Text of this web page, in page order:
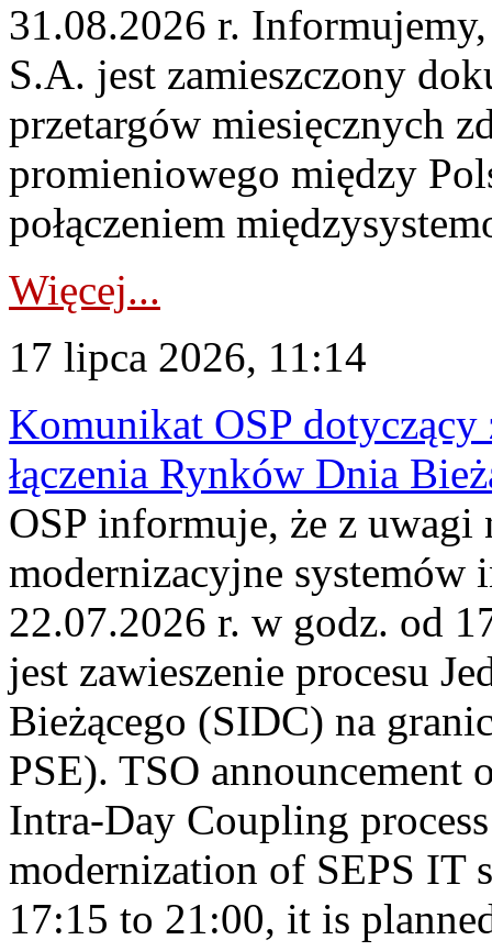
31.08.2026 r.
S.A. jest zamieszczony
przetargów miesięcznych
promieniowego między
połączeniem
Więcej...
17 lipca 2026, 11:14
Komunikat OSP dotyczący
łączenia Rynków Dnia
OSP informuje, że z uwagi
modernizacyjne systemów
22.07.2026 r. w godz. od
jest zawieszenie procesu
Bieżącego (SIDC) na
PSE). TSO announcement
Intra-Day Coupling
modernization of SEPS IT
17:15 to 21:00, it is